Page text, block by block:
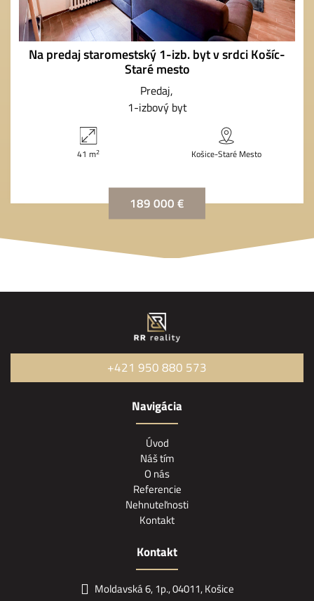
Na predaj staromestský 1-izb. byt v srdci Košíc-
Staré mesto
Predaj
1-izbový byt
41 m2 Košice-Staré Mesto
189 000 €
+421 950 880 573
Navigácia
Úvod
Náš tím
O nás
Referencie
Nehnuteľnosti
Kontakt
Kontakt
Moldavská 6, 1p., 04011, Košice